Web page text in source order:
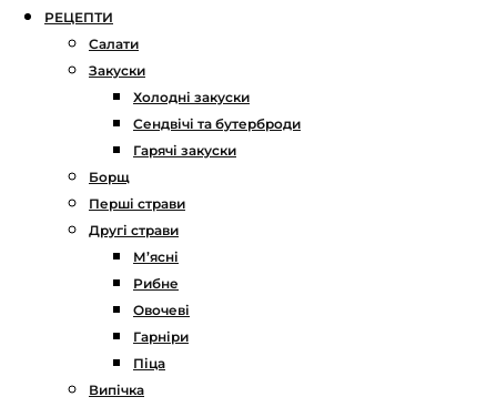
РЕЦЕПТИ
Салати
Закуски
Холодні закуски
Сендвічі та бутерброди
Гарячі закуски
Борщ
Перші страви
Другі страви
М’ясні
Рибне
Овочеві
Гарніри
Піца
Випічка